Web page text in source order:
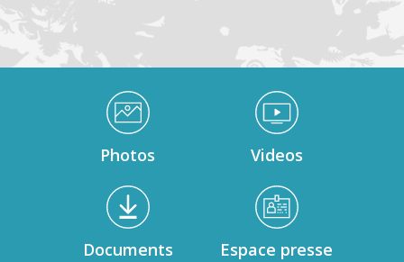
Médiathèque Footer
Photos Videos
Documents Espace presse